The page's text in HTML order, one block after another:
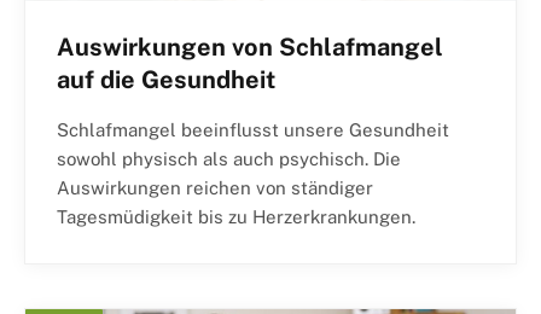
Auswirkungen von Schlafmangel
auf die Gesundheit
Schlafmangel beeinflusst unsere Gesundheit
sowohl physisch als auch psychisch. Die
Auswirkungen reichen von ständiger
Tagesmüdigkeit bis zu Herzerkrankungen.